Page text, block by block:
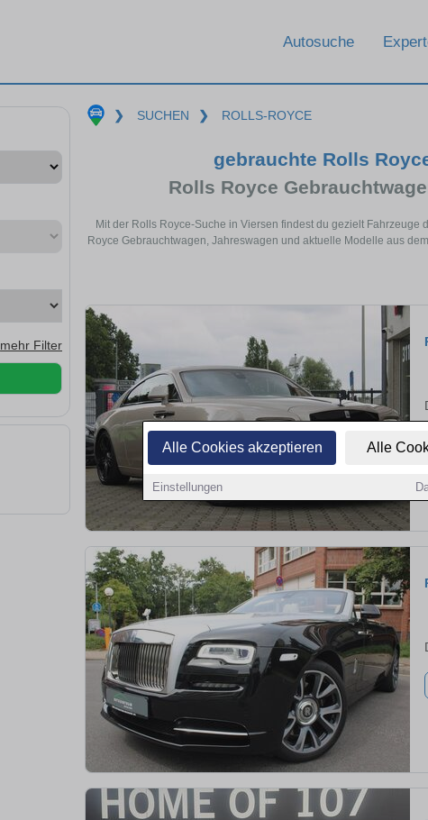
Alle Cookies akzeptieren Alle
Einstellungen
Autosuche
mehr Filter
❯ SUCHEN ❯ ROLLS-ROYCE
gebrauchte Rolls
Rolls Royce
Mit der Rolls Royce-Suche in Viersen findest du gezielt
Royce Gebrauchtwagen, Jahreswagen und aktuelle Modelle aus